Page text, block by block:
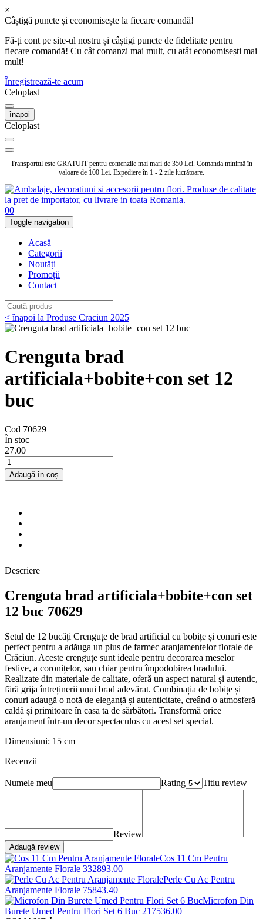
×
Câștigă puncte și economisește la fiecare comandă!
Fă-ți cont pe site-ul nostru și câștigi puncte de fidelitate pentru
fiecare comandă! Cu cât comanzi mai mult, cu atât economisești mai
mult!
Înregistrează-te acum
Celoplast
înapoi
Celoplast
Transportul este GRATUIT pentru comenzile mai mari de 350 Lei. Comanda minimă în
valoare de 100 Lei. Expediere în 1 - 2 zile lucrătoare.
00
Toggle navigation
Acasă
Categorii
Noutăți
Promoții
Contact
< înapoi la Produse Craciun 2025
Crenguta brad
artificiala+bobite+con set 12
buc
Cod 70629
În stoc
27.00
Adaugă în coș
Descriere
Crenguta brad artificiala+bobite+con set
12 buc 70629
Setul de 12 bucăți Crenguțe de brad artificial cu bobițe și conuri este
perfect pentru a adăuga un plus de farmec aranjamentelor florale de
Crăciun. Aceste crenguțe sunt ideale pentru decorarea meselor
festive, a coronițelor, sau chiar pentru împodobirea bradului.
Realizate din materiale de calitate, oferă un aspect natural și autentic,
fără grija întreținerii unui brad adevărat. Combinația de bobițe și
conuri adaugă o notă de eleganță și autenticitate, creând o atmosferă
caldă și primitoare în casa ta de sărbători. Transformă orice
aranjament într-un decor spectaculos cu acest set special.
Dimensiuni: 15 cm
Recenzii
Numele meu Rating Titlu review
Review
Adaugă review
Cos 11 Cm Pentru
Aranjamente Florale 332893.00
Perle Cu Ac Pentru
Aranjamente Florale 75843.40
Microfon Din
Burete Umed Pentru Flori Set 6 Buc 217536.00